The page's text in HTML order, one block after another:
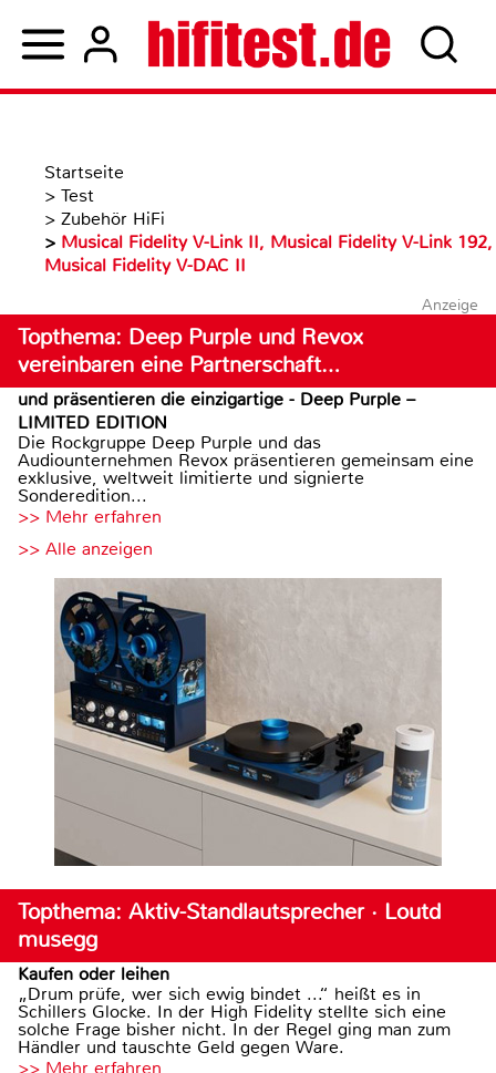
Startseite
> Test
> Zubehör HiFi
> Musical Fidelity V-Link II, Musical Fidelity V-Link 192,
Musical Fidelity V-DAC II
Anzeige
Topthema: Deep Purple und Revox
vereinbaren eine Partnerschaft…
und präsentieren die einzigartige - Deep Purple –
LIMITED EDITION
Die Rockgruppe Deep Purple und das
Audiounternehmen Revox präsentieren gemeinsam eine
exklusive, weltweit limitierte und signierte
Sonderedition...
>> Mehr erfahren
>> Alle anzeigen
Topthema: Aktiv-Standlautsprecher · Loutd
musegg
Kaufen oder leihen
„Drum prüfe, wer sich ewig bindet ...“ heißt es in
Schillers Glocke. In der High Fidelity stellte sich eine
solche Frage bisher nicht. In der Regel ging man zum
Händler und tauschte Geld gegen Ware.
>> Mehr erfahren